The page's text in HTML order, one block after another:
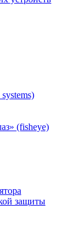
(fisheye)
защиты